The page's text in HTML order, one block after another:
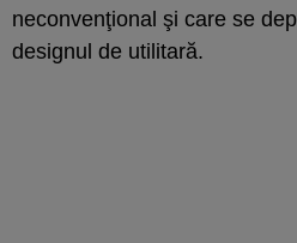
neconvenţional şi care se
designul de utilitară.